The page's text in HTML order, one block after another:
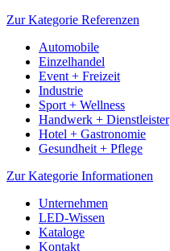
Zur Kategorie Referenzen
Automobile
Einzelhandel
Event + Freizeit
Industrie
Sport + Wellness
Handwerk + Dienstleister
Hotel + Gastronomie
Gesundheit + Pflege
Zur Kategorie Informationen
Unternehmen
LED-Wissen
Kataloge
Kontakt